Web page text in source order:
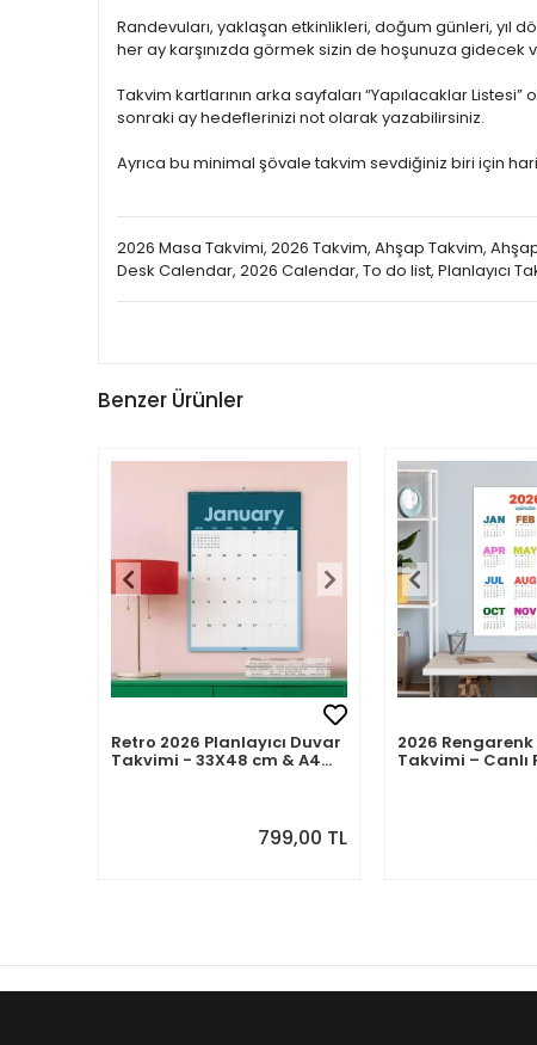
Randevuları, yaklaşan etkinlikleri, doğum günleri, yıl
her ay karşınızda görmek sizin de hoşunuza
Takvim kartlarının arka sayfaları “Yapılacaklar
sonraki ay hedeflerinizi not olarak yazabilirsiniz.
Ayrıca bu minimal şövale takvim sevdiğiniz biri için
2026 Masa Takvimi, 2026 Takvim, Ahşap Takvim,
Desk Calendar, 2026 Calendar, To do list, Planlayıcı
Benzer Ürünler
Retro 2026 Planlayıcı Duvar
Takvimi - 33X48 cm & A4
799,00 TL
2026
Takvimi – Canlı